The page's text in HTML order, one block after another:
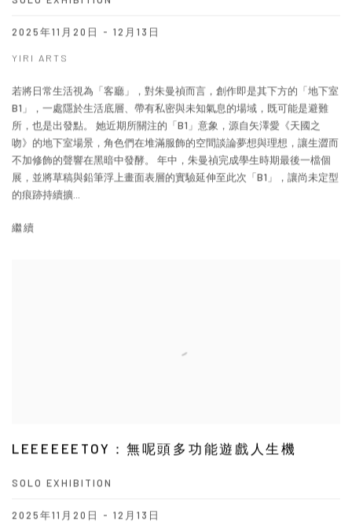
2025年11月20日 - 12月13日
YIRI ARTS
若將日常生活視為「客廳」，對朱曼禎而言，創作即是其下方的「地下室
B1」，一處隱於生活底層、帶有私密與未知氣息的場域，既可能是避難
所，也是出發點。 她近期所關注的「B1」意象，源自矢澤愛《天國之
吻》的地下室場景，角色們在堆滿服飾的空間談論夢想與理想，讓生澀而
不加修飾的聲響在黑暗中發酵。 年中，朱曼禎完成學生時期最後一檔個
展，並將草稿與鉛筆浮上畫面表層的實驗延伸至此次「B1」，讓尚未定型
的痕跡持續擴...
繼續
LEEEEEETOY：無呢頭多功能遊戲人生機
SOLO EXHIBITION
2025年11月20日 - 12月13日